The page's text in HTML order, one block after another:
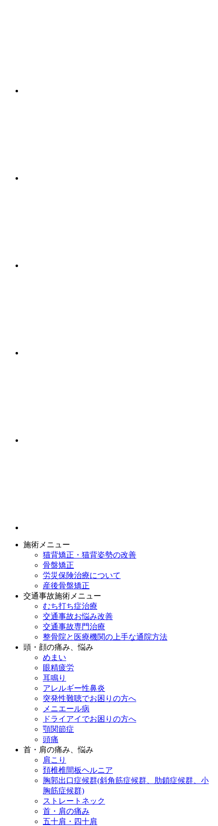
施術メニュー
猫背矯正・猫背姿勢の改善
骨盤矯正
労災保険治療について
産後骨盤矯正
交通事故施術メニュー
むち打ち症治療
交通事故お悩み改善
交通事故専門治療
整骨院と医療機関の上手な通院方法
頭・顔の痛み、悩み
めまい
眼精疲労
耳鳴り
アレルギー性鼻炎
突発性難聴でお困りの方へ
メニエール病
ドライアイでお困りの方へ
顎関節症
頭痛
首・肩の痛み、悩み
肩こり
頚椎椎間板ヘルニア
胸郭出口症候群(斜角筋症候群、肋鎖症候群、小
胸筋症候群)
ストレートネック
首・肩の痛み
五十肩・四十肩